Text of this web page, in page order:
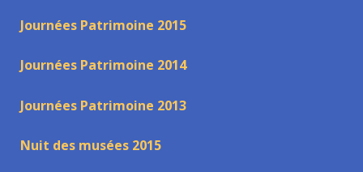
Journées Patrimoine 2015
Journées Patrimoine 2014
Journées Patrimoine 2013
Nuit des musées 2015